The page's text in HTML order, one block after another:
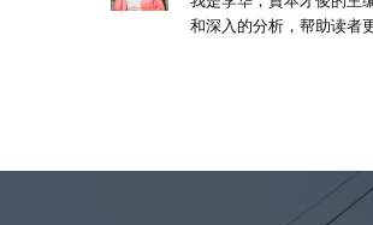
和深入的分析，帮助读者